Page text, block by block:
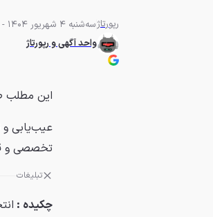
رپورتاژسه‌شنبه 4 شهریور 1404 - 14:58
واحد آگهی و رپورتاژ
این مطلب
عیب‌یابی و
تخصصی و
تبلیغات
چکیده :